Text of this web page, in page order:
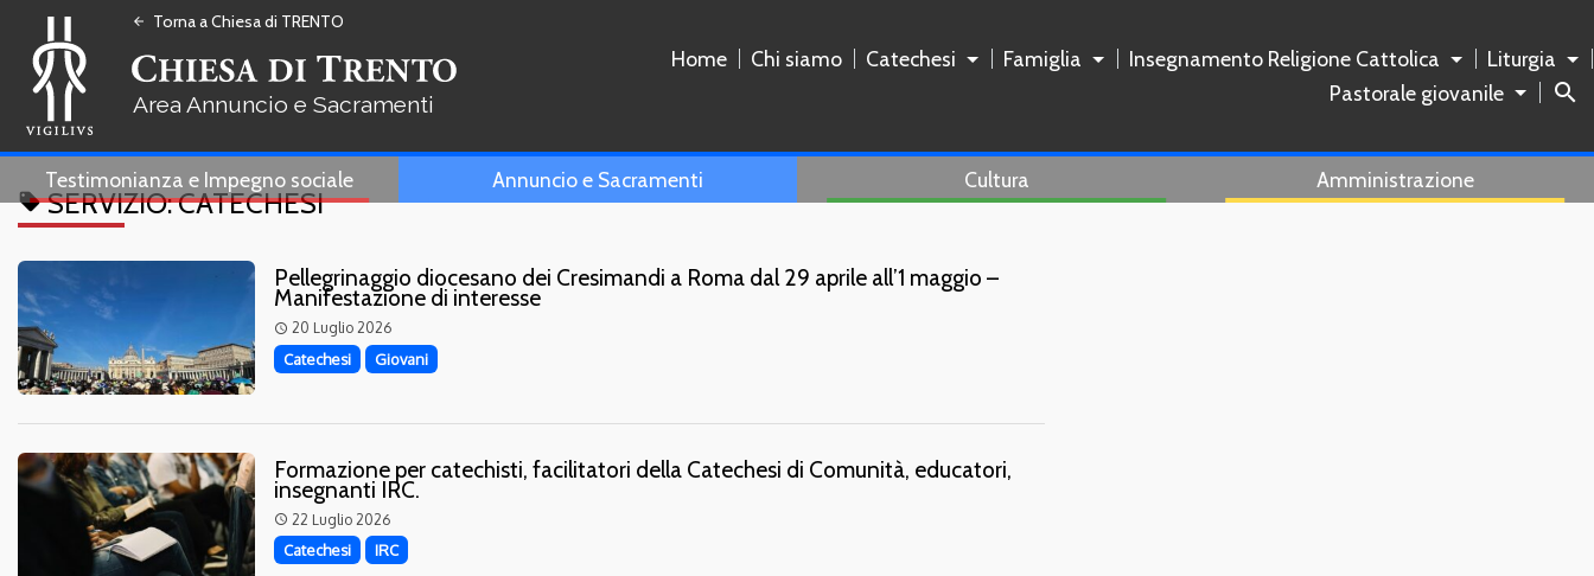
arrow_back Torna a Chiesa di TRENTO
Annuncio e Sacramenti
Home Chi siamo Catechesi Famiglia Insegnamento Religione Cattolica
Liturgia
Pastorale giovanile
search
Testimonianza e Impegno sociale Annuncio e Sacramenti Cultura Amministrazione
local_offerSERVIZIO:CATECHESI
Pellegrinaggio diocesano dei Cresimandi a Roma dal 29 aprile all’1 maggio –
Manifestazione di interesse
access_time 20 Luglio 2026
Catechesi Giovani
Formazione per catechisti, facilitatori della Catechesi di Comunità, educatori,
insegnanti IRC.
access_time 22 Luglio 2026
Catechesi IRC